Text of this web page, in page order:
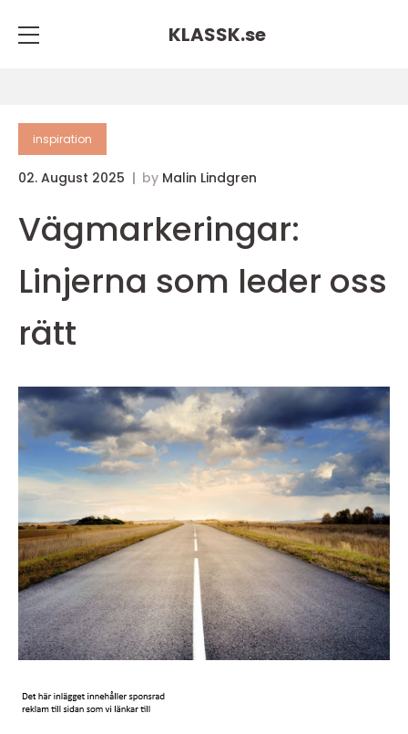
KLASSK.se
inspiration
02. August 2025 by Malin Lindgren
Vägmarkeringar:
Linjerna som leder oss
rätt